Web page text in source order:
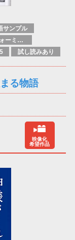
サンプル
特集：ハートウォーミング
試し読みあり
る物語
映像化
希望作品